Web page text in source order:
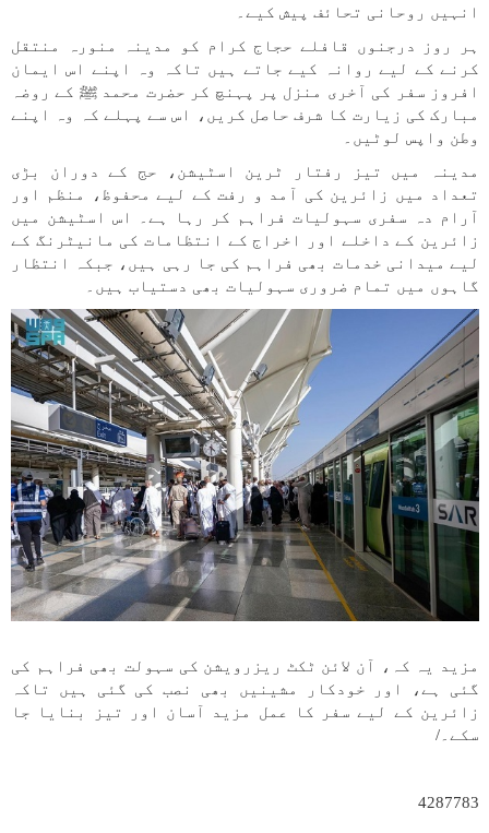
انہیں روحانی تحائف پیش کیے۔
ہر روز درجنوں قافلے حجاج کرام کو مدینہ منورہ منتقل
کرنے کے لیے روانہ کیے جاتے ہیں تاکہ وہ اپنے اس ایمان
افروز سفر کی آخری منزل پر پہنچ کر حضرت محمد ﷺ کے روضہ
مبارک کی زیارت کا شرف حاصل کریں، اس سے پہلے کہ وہ اپنے
وطن واپس لوٹیں۔
مدینہ میں تیز رفتار ٹرین اسٹیشن، حج کے دوران بڑی
تعداد میں زائرین کی آمد و رفت کے لیے محفوظ، منظم اور
آرام دہ سفری سہولیات فراہم کر رہا ہے۔ اس اسٹیشن میں
زائرین کے داخلے اور اخراج کے انتظامات کی مانیٹرنگ کے
لیے میدانی خدمات بھی فراہم کی جا رہی ہیں، جبکہ انتظار
گاہوں میں تمام ضروری سہولیات بھی دستیاب ہیں۔
مزید یہ کہ، آن لائن ٹکٹ ریزرویشن کی سہولت بھی فراہم کی
گئی ہے، اور خودکار مشینیں بھی نصب کی گئی ہیں تاکہ
زائرین کے لیے سفر کا عمل مزید آسان اور تیز بنایا جا
سکے۔/
4287783